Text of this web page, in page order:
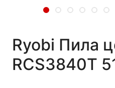
Ryobi Пила
RCS3840T